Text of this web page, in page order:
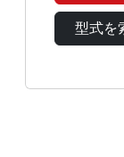
型式を